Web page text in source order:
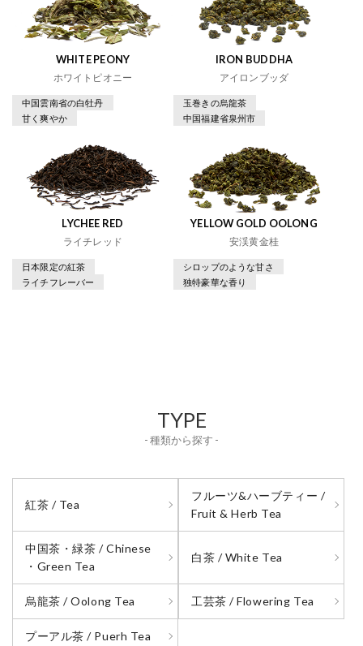
WHITE PEONY
ホワイトピオニー
中国雲南省の白牡丹
甘く爽やか
IRON BUDDHA
アイロンブッダ
玉巻きの烏龍茶
中国福建省泉州市
LYCHEE RED
ライチレッド
日本限定の紅茶
ライチフレーバー
YELLOW GOLD OOLONG
安渓黄金桂
シロップのような甘さ
独特豪華な香り
TYPE
- 種類から探す -
紅茶 / Tea
フルーツ&ハーブティー /
Fruit & Herb Tea
中国茶・緑茶 / Chinese
・Green Tea
白茶 / White Tea
烏龍茶 / Oolong Tea 工芸茶 / Flowering Tea
プーアル茶 / Puerh Tea